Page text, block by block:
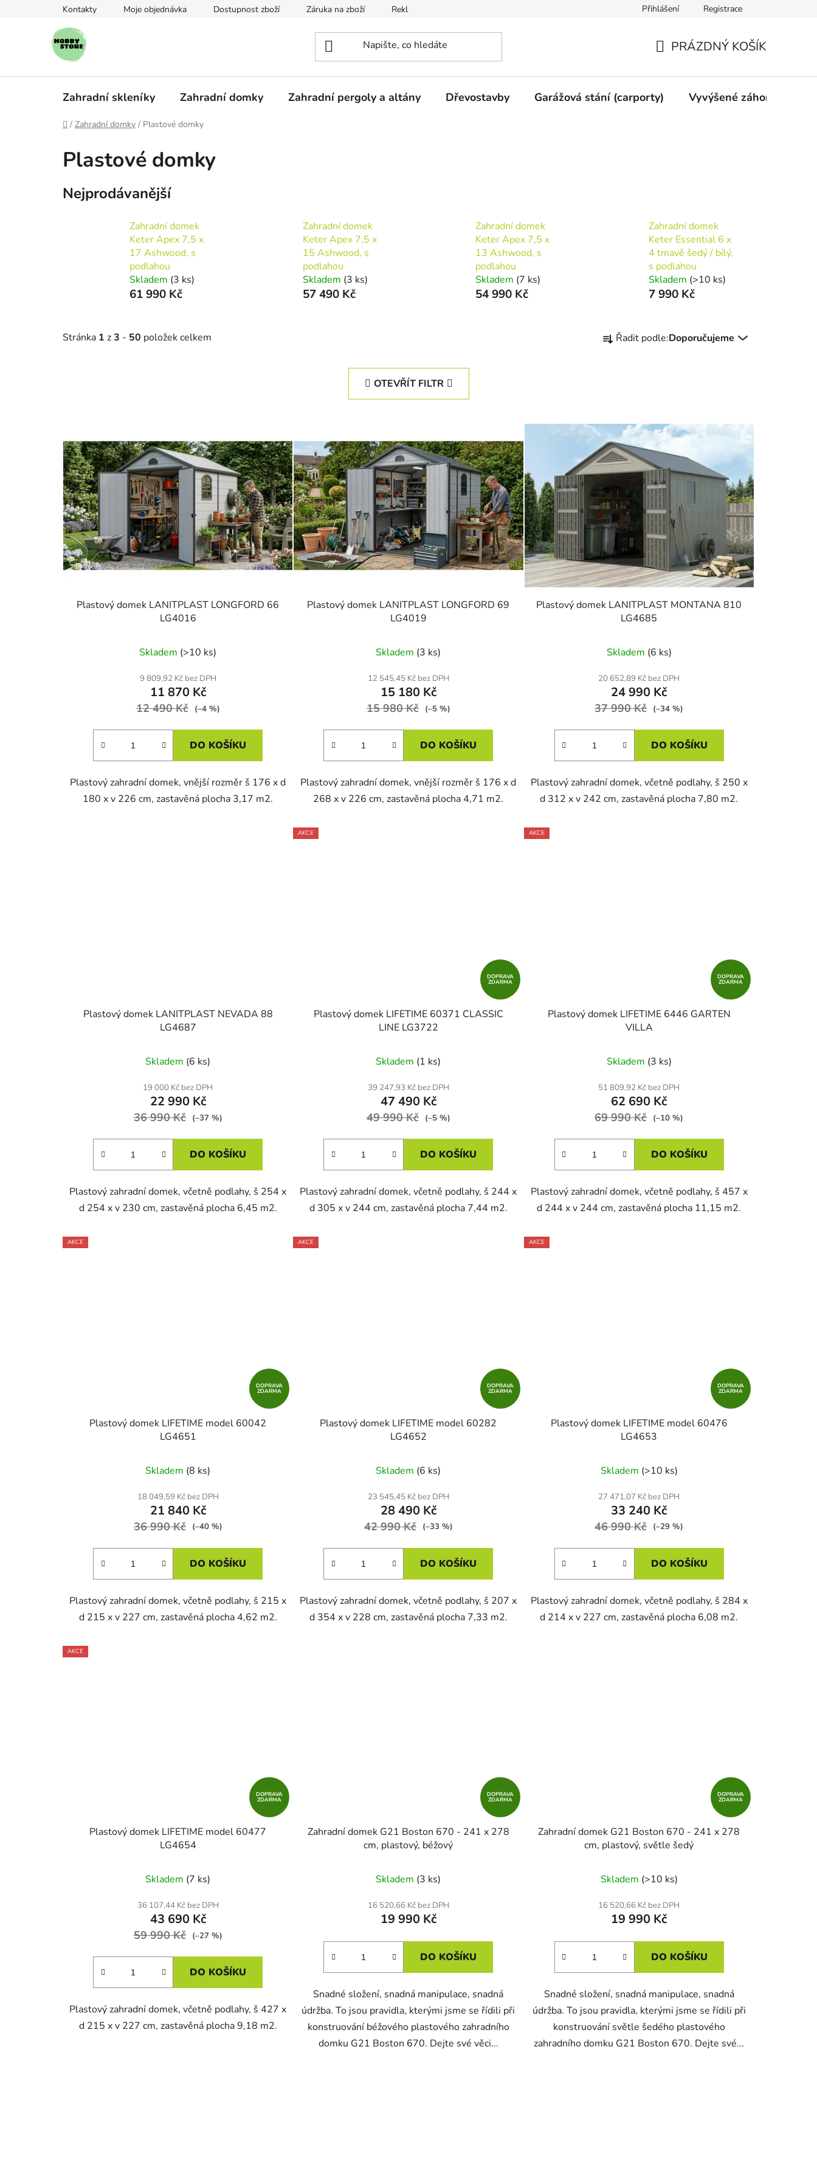
Kontakty Moje objednávka Dostupnost zboží Záruka na zboží Reklamace Mimosoudní vyrovnání Obchodní podmínky
Přihlášení Registrace
KOŠÍK
PRÁZDNÝ KOŠÍK
Zahradní skleníky Zahradní domky Zahradní pergoly a altány Dřevostavby Garážová stání (carporty) Vyvýšené záhony
Domů
/ Zahradní domky / Plastové domky
Plastové domky
Nejprodávanější
Zahradní domek
Keter Apex 7,5 x
17 Ashwood, s
podlahou
Skladem (3 ks)
61 990 Kč
Zahradní domek
Keter Apex 7,5 x
15 Ashwood, s
podlahou
Skladem (3 ks)
57 490 Kč
Zahradní domek
Keter Apex 7,5 x
13 Ashwood, s
podlahou
Skladem (7 ks)
54 990 Kč
Zahradní domek
Keter Essential 6 x
4 tmavě šedý / bílý,
s podlahou
Skladem (>10 ks)
7 990 Kč
Stránka 1 z3 - 50 položek celkem
a
p
r
o
d
u
k
t
ů
Řadit podle:Doporučujeme
OTEVŘÍT FILTR
ý
p
i
s
p
r
o
d
u
Plastový domek LANITPLAST LONGFORD 66
LG4016
Skladem (>10 ks)
9 809,92 Kč bez DPH
11 870 Kč
12 490 Kč (–4 %)
DO KOŠÍKU
Plastový zahradní domek, vnější rozměr š 176 x d
180 x v 226 cm, zastavěná plocha 3,17 m2.
Plastový domek LANITPLAST LONGFORD 69
LG4019
Skladem (3 ks)
12 545,45 Kč bez DPH
15 180 Kč
15 980 Kč (–5 %)
DO KOŠÍKU
Plastový zahradní domek, vnější rozměr š 176 x d
268 x v 226 cm, zastavěná plocha 4,71 m2.
Plastový domek LANITPLAST MONTANA 810
LG4685
Skladem (6 ks)
20 652,89 Kč bez DPH
24 990 Kč
37 990 Kč (–34 %)
DO KOŠÍKU
Plastový zahradní domek, včetně podlahy, š 250 x
d 312 x v 242 cm, zastavěná plocha 7,80 m2.
Plastový domek LANITPLAST NEVADA 88
LG4687
Skladem (6 ks)
19 000 Kč bez DPH
22 990 Kč
36 990 Kč (–37 %)
DO KOŠÍKU
Plastový zahradní domek, včetně podlahy, š 254 x
d 254 x v 230 cm, zastavěná plocha 6,45 m2.
AKCE
DOPRAVA
ZDARMA
Plastový domek LIFETIME 60371 CLASSIC
LINE LG3722
Skladem (1 ks)
39 247,93 Kč bez DPH
47 490 Kč
49 990 Kč (–5 %)
DO KOŠÍKU
Plastový zahradní domek, včetně podlahy, š 244 x
d 305 x v 244 cm, zastavěná plocha 7,44 m2.
AKCE
DOPRAVA
ZDARMA
Plastový domek LIFETIME 6446 GARTEN
VILLA
Skladem (3 ks)
51 809,92 Kč bez DPH
62 690 Kč
69 990 Kč (–10 %)
DO KOŠÍKU
Plastový zahradní domek, včetně podlahy, š 457 x
d 244 x v 244 cm, zastavěná plocha 11,15 m2.
AKCE
DOPRAVA
ZDARMA
Plastový domek LIFETIME model 60042
LG4651
Skladem (8 ks)
18 049,59 Kč bez DPH
21 840 Kč
36 990 Kč (–40 %)
DO KOŠÍKU
Plastový zahradní domek, včetně podlahy, š 215 x
d 215 x v 227 cm, zastavěná plocha 4,62 m2.
AKCE
DOPRAVA
ZDARMA
Plastový domek LIFETIME model 60282
LG4652
Skladem (6 ks)
23 545,45 Kč bez DPH
28 490 Kč
42 990 Kč (–33 %)
DO KOŠÍKU
Plastový zahradní domek, včetně podlahy, š 207 x
d 354 x v 228 cm, zastavěná plocha 7,33 m2.
AKCE
DOPRAVA
ZDARMA
Plastový domek LIFETIME model 60476
LG4653
Skladem (>10 ks)
27 471,07 Kč bez DPH
33 240 Kč
46 990 Kč (–29 %)
DO KOŠÍKU
Plastový zahradní domek, včetně podlahy, š 284 x
d 214 x v 227 cm, zastavěná plocha 6,08 m2.
AKCE
DOPRAVA
ZDARMA
Plastový domek LIFETIME model 60477
LG4654
Skladem (7 ks)
36 107,44 Kč bez DPH
43 690 Kč
59 990 Kč (–27 %)
DO KOŠÍKU
Plastový zahradní domek, včetně podlahy, š 427 x
d 215 x v 227 cm, zastavěná plocha 9,18 m2.
DOPRAVA
ZDARMA
Zahradní domek G21 Boston 670 - 241 x 278
cm, plastový, béžový
Skladem (3 ks)
16 520,66 Kč bez DPH
19 990 Kč
DO KOŠÍKU
Snadné složení, snadná manipulace, snadná
údržba. To jsou pravidla, kterými jsme se řídili při
konstruování béžového plastového zahradního
domku G21 Boston 670. Dejte své věci...
DOPRAVA
ZDARMA
Zahradní domek G21 Boston 670 - 241 x 278
cm, plastový, světle šedý
Skladem (>10 ks)
16 520,66 Kč bez DPH
19 990 Kč
DO KOŠÍKU
Snadné složení, snadná manipulace, snadná
údržba. To jsou pravidla, kterými jsme se řídili při
konstruování světle šedého plastového
zahradního domku G21 Boston 670. Dejte své...